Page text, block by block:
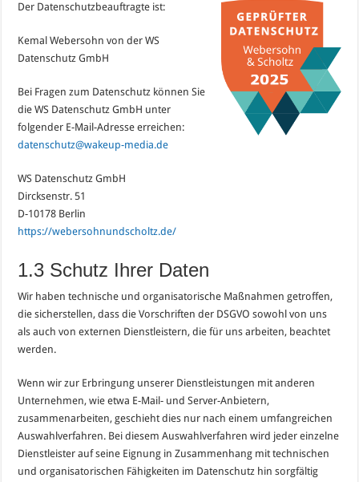
Der Datenschutzbeauftragte ist:
Kemal Webersohn von der WS
Datenschutz GmbH
Bei Fragen zum Datenschutz können Sie
die WS Datenschutz GmbH unter
folgender E-Mail-Adresse erreichen:
datenschutz@wakeup-media.de
WS Datenschutz GmbH
Dircksenstr. 51
D-10178 Berlin
https://webersohnundscholtz.de/
1.3 Schutz Ihrer Daten
Wir haben technische und organisatorische Maßnahmen getroffen,
die sicherstellen, dass die Vorschriften der DSGVO sowohl von uns
als auch von externen Dienstleistern, die für uns arbeiten, beachtet
werden.
Wenn wir zur Erbringung unserer Dienstleistungen mit anderen
Unternehmen, wie etwa E-Mail- und Server-Anbietern,
zusammenarbeiten, geschieht dies nur nach einem umfangreichen
Auswahlverfahren. Bei diesem Auswahlverfahren wird jeder einzelne
Dienstleister auf seine Eignung in Zusammenhang mit technischen
und organisatorischen Fähigkeiten im Datenschutz hin sorgfältig